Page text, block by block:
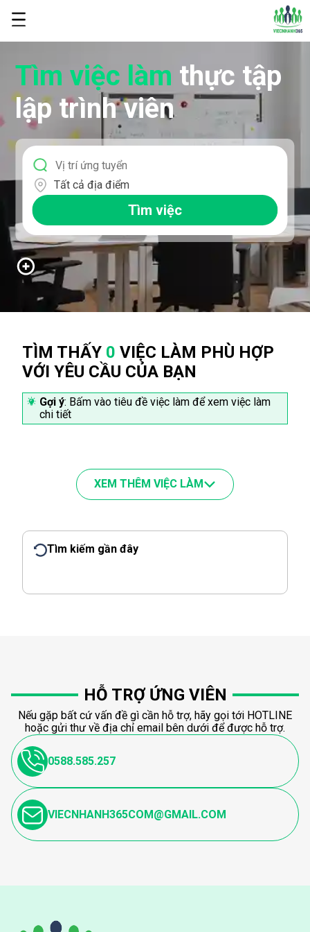
Tìm việc làm thực tập
lập trình viên
Tất cả địa điểm
Tìm việc
TÌM THẤY 0 VIỆC LÀM PHÙ HỢP
VỚI YÊU CẦU CỦA BẠN
Gợi ý: Bấm vào tiêu đề việc làm để xem việc làm
chi tiết
XEM THÊM VIỆC LÀM
Tìm kiếm gần đây
HỖ TRỢ ỨNG VIÊN
Nếu gặp bất cứ vấn đề gì cần hỗ trợ, hãy gọi tới HOTLINE
hoặc gửi thư về địa chỉ email bên dưới để được hỗ trợ.
0588.585.257
VIECNHANH365COM@GMAIL.COM